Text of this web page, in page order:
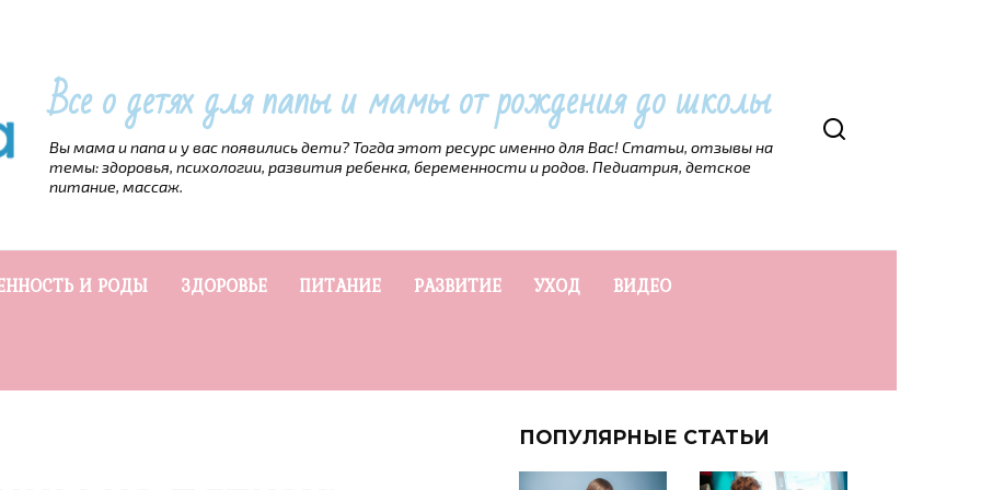
Все о детях для папы и мамы от рождения до школы
Вы мама и папа и у вас появились дети? Тогда этот ресурс именно для Вас! Статьи, отзывы на
темы: здоровья, психологии, развития ребенка, беременности и родов. Педиатрия, детское
питание, массаж.
И РОДЫ ЗДОРОВЬЕ ПИТАНИЕ РАЗВИТИЕ УХОД ВИДЕО
ПОПУЛЯРНЫЕ СТАТЬИ